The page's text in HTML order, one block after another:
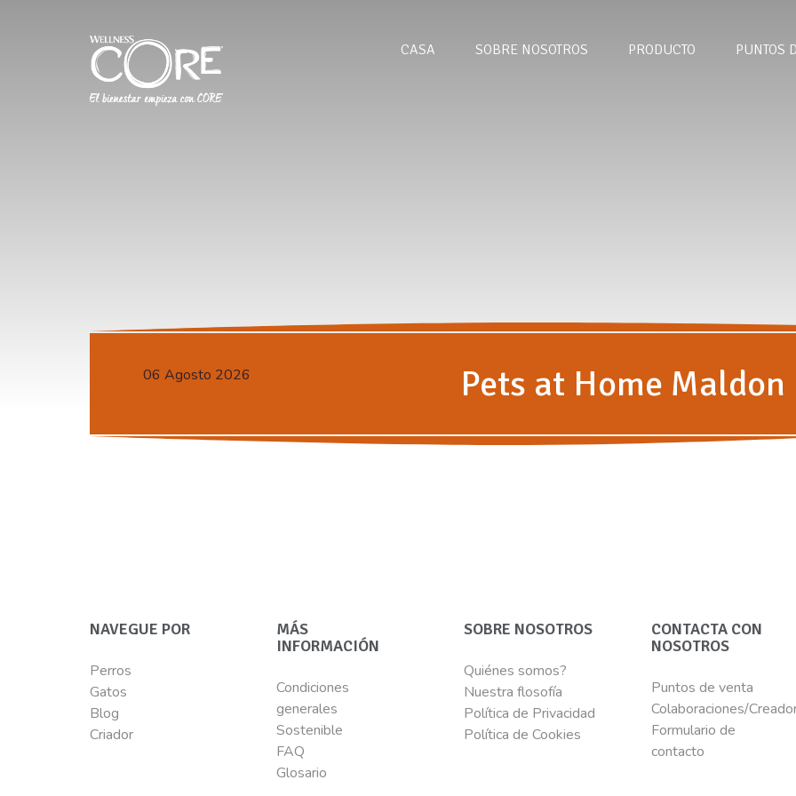
CASA SOBRE NOSOTROS PRODUCTO PUNTOS
06 Agosto 2026 Pets at Home Maldon
NAVEGUE POR
Perros
Gatos
Blog
Criador
MÁS
INFORMACIÓN
Condiciones
generales
Sostenible
FAQ
Glosario
SOBRE NOSOTROS
Quiénes somos?
Nuestra flosofía
Política de Privacidad
Política de Cookies
CONTACTA CON
NOSOTROS
Puntos de venta
Colaboraciones/
Formulario de
contacto